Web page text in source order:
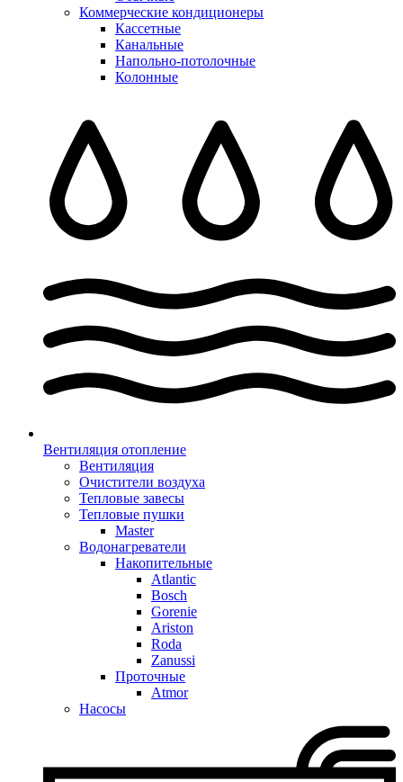
Коммерческие кондиционеры
Кассетные
Канальные
Напольно-потолочные
Колонные
Вентиляция отопление
Вентиляция
Очистители воздуха
Тепловые завесы
Тепловые пушки
Master
Водонагреватели
Накопительные
Atlantic
Bosch
Gorenie
Ariston
Roda
Zanussi
Проточные
Atmor
Насосы